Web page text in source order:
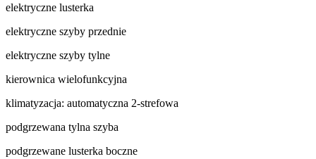
elektryczne lusterka
elektryczne szyby przednie
elektryczne szyby tylne
kierownica wielofunkcyjna
klimatyzacja: automatyczna 2-strefowa
podgrzewana tylna szyba
podgrzewane lusterka boczne